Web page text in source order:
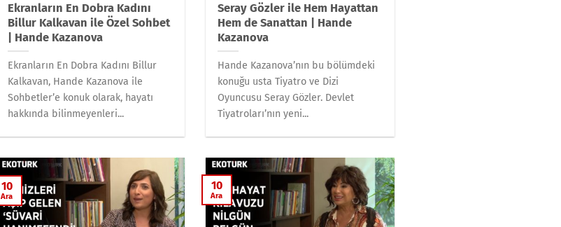
Ekranların En Dobra Kadını
Billur Kalkavan ile Özel Sohbet
| Hande Kazanova
Ekranların En Dobra Kadını Billur
Kalkavan, Hande Kazanova ile
Sohbetler’e konuk olarak, hayatı
hakkında bilinmeyenleri...
Seray Gözler ile Hem Hayattan
Hem de Sanattan | Hande
Kazanova
Hande Kazanova’nın bu bölümdeki
konuğu usta Tiyatro ve Dizi
Oyuncusu Seray Gözler. Devlet
Tiyatroları’nın yeni...
10
Ara
10
Ara